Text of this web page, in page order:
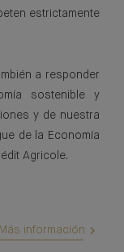
estrictamente
a responder
sostenible y
y de nuestra
de la Economía
Agricole.
Más información